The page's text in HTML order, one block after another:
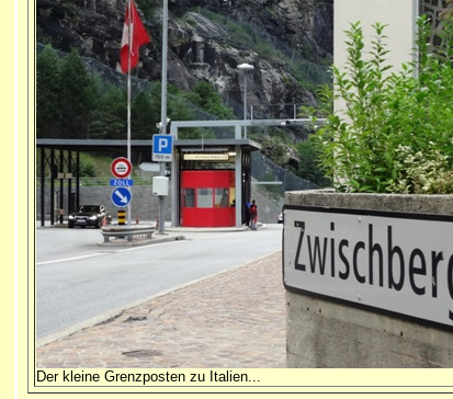
Der kleine Grenzposten zu Italien...